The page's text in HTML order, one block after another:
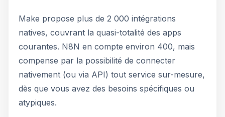
Make propose plus de 2 000 intégrations
natives, couvrant la quasi-totalité des apps
courantes. N8N en compte environ 400, mais
compense par la possibilité de connecter
nativement (ou via API) tout service sur-mesure,
dès que vous avez des besoins spécifiques ou
atypiques.